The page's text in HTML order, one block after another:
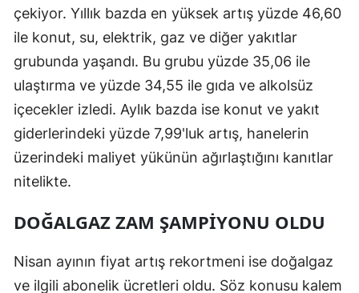
çekiyor. Yıllık bazda en yüksek artış yüzde 46,60
ile konut, su, elektrik, gaz ve diğer yakıtlar
grubunda yaşandı. Bu grubu yüzde 35,06 ile
ulaştırma ve yüzde 34,55 ile gıda ve alkolsüz
içecekler izledi. Aylık bazda ise konut ve yakıt
giderlerindeki yüzde 7,99'luk artış, hanelerin
üzerindeki maliyet yükünün ağırlaştığını kanıtlar
nitelikte.
DOĞALGAZ ZAM ŞAMPIYONU OLDU
Nisan ayının fiyat artış rekortmeni ise doğalgaz
ve ilgili abonelik ücretleri oldu. Söz konusu kalem